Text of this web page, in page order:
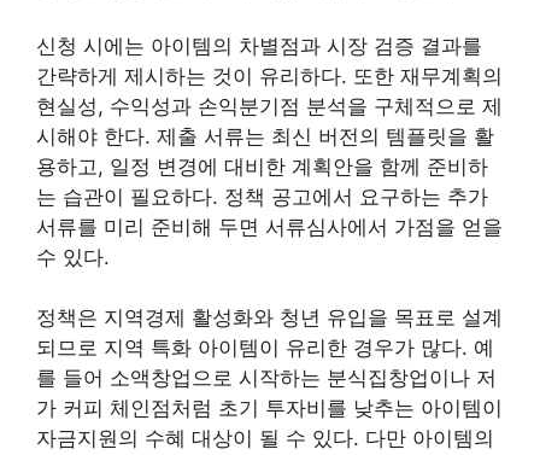
신청 시에는 아이템의 차별점과 시장 검증 결과를
간략하게 제시하는 것이 유리하다. 또한 재무계획의
현실성, 수익성과 손익분기점 분석을 구체적으로 제
시해야 한다. 제출 서류는 최신 버전의 템플릿을 활
용하고, 일정 변경에 대비한 계획안을 함께 준비하
는 습관이 필요하다. 정책 공고에서 요구하는 추가
서류를 미리 준비해 두면 서류심사에서 가점을 얻을
수 있다.
정책은 지역경제 활성화와 청년 유입을 목표로 설계
되므로 지역 특화 아이템이 유리한 경우가 많다. 예
를 들어 소액창업으로 시작하는 분식집창업이나 저
가 커피 체인점처럼 초기 투자비를 낮추는 아이템이
자금지원의 수혜 대상이 될 수 있다. 다만 아이템의